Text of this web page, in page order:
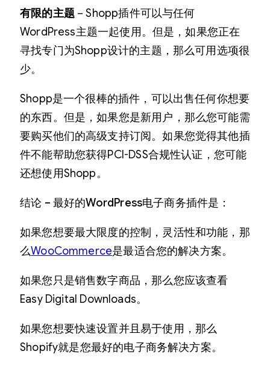
有限的主题– Shopp插件可以与任何
WordPress主题一起使用。但是，如果您正在
寻找专门为Shopp设计的主题，那么可用选项很
少。
Shopp是一个很棒的插件，可以出售任何你想要
的东西。但是，如果您是新用户，那么您可能需
要购买他们的高级支持订阅。如果您觉得其他插
件不能帮助您获得PCI-DSS合规性认证，您可能
还想使用Shopp。
结论 – 最好的WordPress电子商务插件是：
如果您想要最大限度的控制，灵活性和功能，那
么WooCommerce是最适合您的解决方案。
如果您只是销售数字商品，那么您应该查看
Easy Digital Downloads。
如果您想要快速设置并且易于使用，那么
Shopify就是您最好的电子商务解决方案。